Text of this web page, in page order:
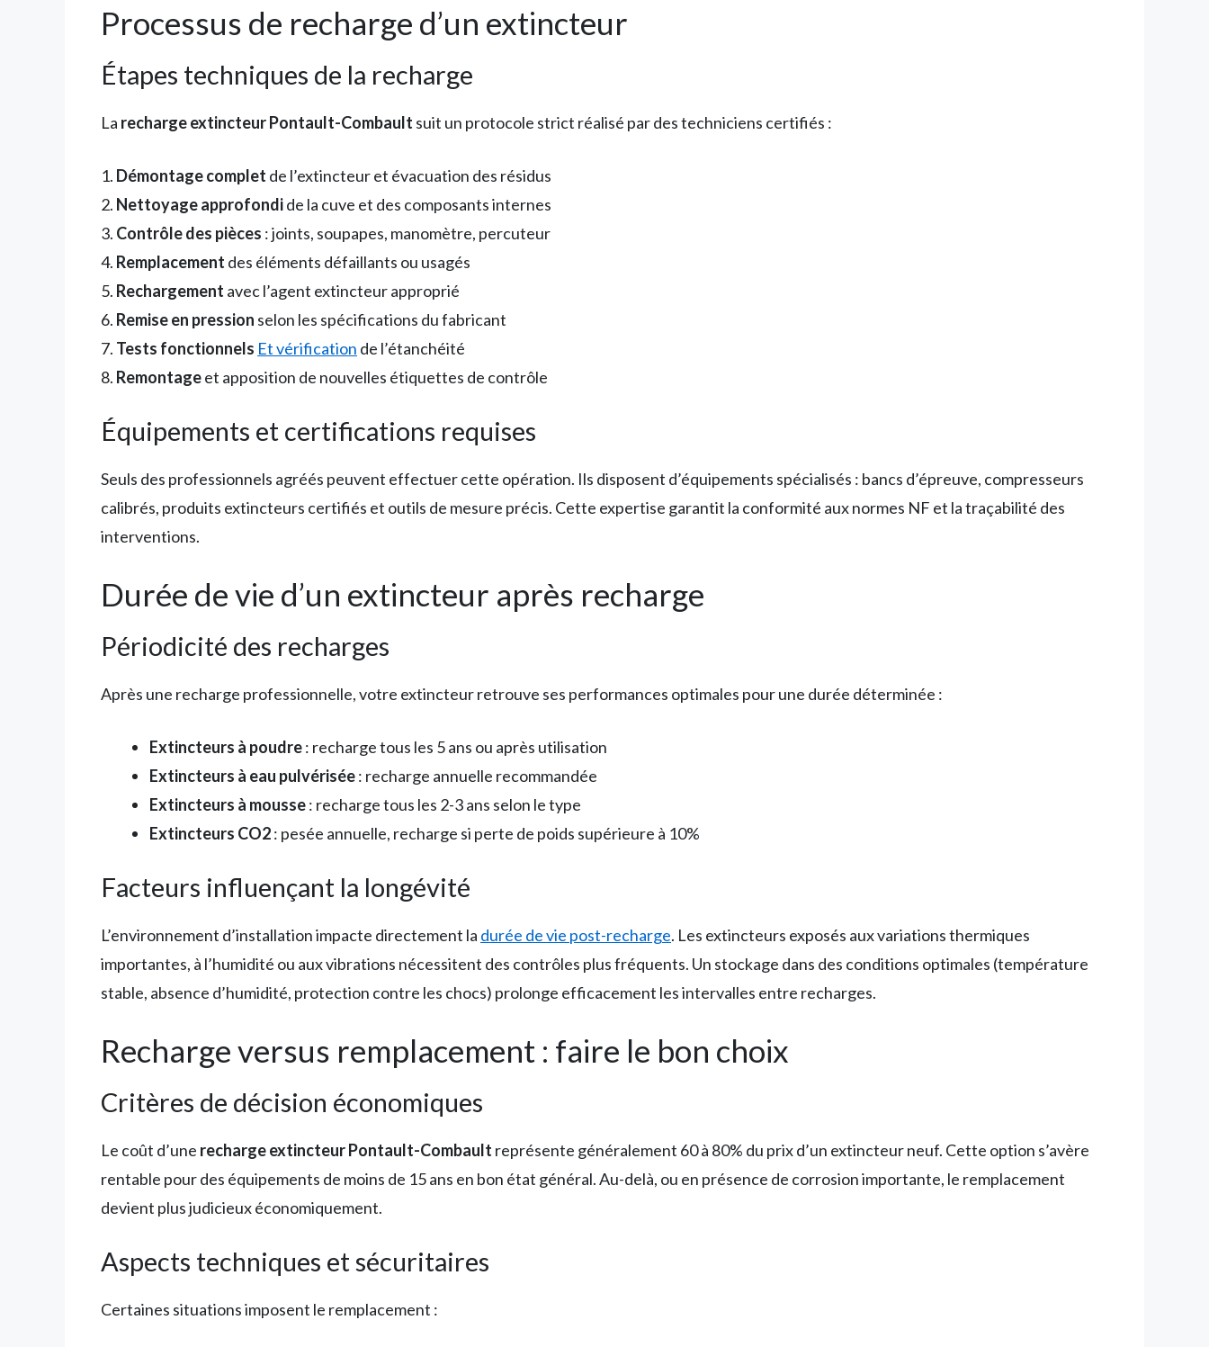
Processus de recharge d’un extincteur
Étapes techniques de la recharge
La recharge extincteur Pontault-Combault suit un protocole strict réalisé par des techniciens certifiés :
1. Démontage complet de l’extincteur et évacuation des résidus
2. Nettoyage approfondide la cuve et des composants internes
3. Contrôle des pièces : joints, soupapes, manomètre, percuteur
4. Remplacement des éléments défaillants ou usagés
5. Rechargement avec l’agent extincteur approprié
6. Remise en pression selon les spécifications du fabricant
7. Tests fonctionnels Et vérification de l’étanchéité
8. Remontageet apposition de nouvelles étiquettes de contrôle
Équipements et certifications requises
Seuls des professionnels agréés peuvent effectuer cette opération. Ils disposent d’équipements spécialisés : bancs d’épreuve, compresseurs
calibrés, produits extincteurs certifiés et outils de mesure précis. Cette expertise garantit la conformité aux normes NF et la traçabilité des
interventions.
Durée de vie d’un extincteur après recharge
Périodicité des recharges
Après une recharge professionnelle, votre extincteur retrouve ses performances optimales pour une durée déterminée :
Extincteurs à poudre: recharge tous les 5 ans ou après utilisation
Extincteurs à eau pulvérisée: recharge annuelle recommandée
Extincteurs à mousse: recharge tous les 2-3 ans selon le type
Extincteurs CO2: pesée annuelle, recharge si perte de poids supérieure à 10%
Facteurs influençant la longévité
L’environnement d’installation impacte directement la durée de vie post-recharge. Les extincteurs exposés aux variations thermiques
importantes, à l’humidité ou aux vibrations nécessitent des contrôles plus fréquents. Un stockage dans des conditions optimales (température
stable, absence d’humidité, protection contre les chocs) prolonge efficacement les intervalles entre recharges.
Recharge versus remplacement : faire le bon choix
Critères de décision économiques
Le coût d’une recharge extincteur Pontault-Combault représente généralement 60 à 80% du prix d’un extincteur neuf. Cette option s’avère
rentable pour des équipements de moins de 15 ans en bon état général. Au-delà, ou en présence de corrosion importante, le remplacement
devient plus judicieux économiquement.
Aspects techniques et sécuritaires
Certaines situations imposent le remplacement :